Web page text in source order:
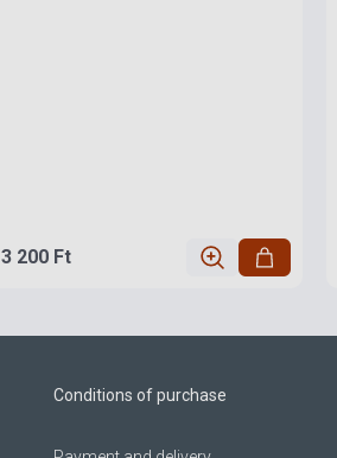
3 200 Ft
Conditions of purchase